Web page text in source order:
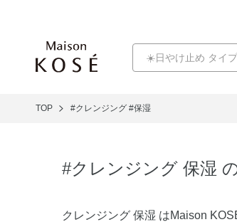
TOP #クレンジング #保湿
#クレンジング 保湿
クレンジング 保湿 はMaison